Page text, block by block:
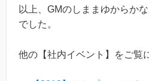
以上、GMのしままゆからか
でした。
他の【社内イベント】をご覧